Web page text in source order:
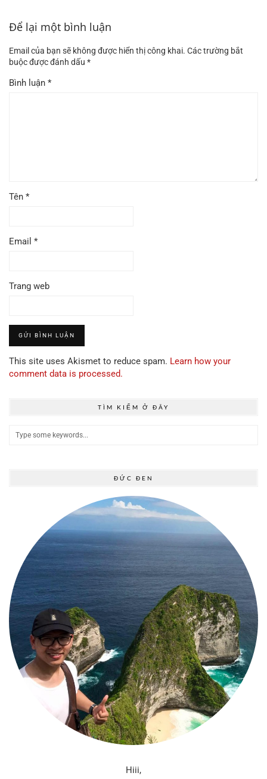
Để lại một bình luận
Email của bạn sẽ không được hiển thị công khai. Các trường bắt
buộc được đánh dấu *
Bình luận *
Tên *
Email *
Trang web
This site uses Akismet to reduce spam. Learn how your
comment data is processed.
TÌM KIẾM Ở ĐÂY
ĐỨC ĐEN
Hiii,